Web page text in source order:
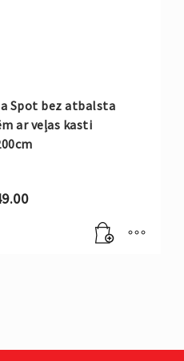
Spot bez atbalsta
ar veļas kasti